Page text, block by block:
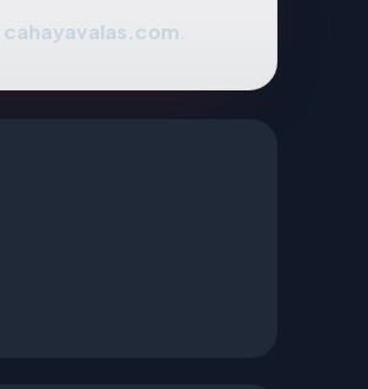
cahayavalas.com